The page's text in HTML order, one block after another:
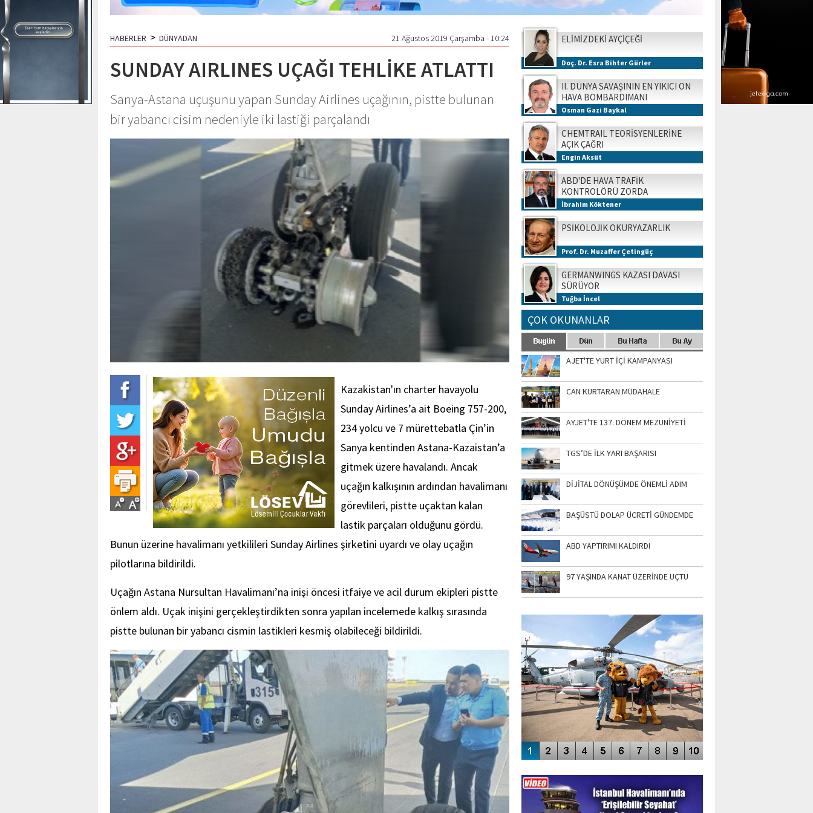
HABERLER > DÜNYADAN 21 Ağustos 2019 Çarşamba - 10:24
SUNDAY AIRLINES UÇAĞI TEHLİKE ATLATTI
Sanya-Astana uçuşunu yapan Sunday Airlines uçağının, pistte bulunan
bir yabancı cisim nedeniyle iki lastiği parçalandı
Kazakistan'ın charter havayolu
Sunday Airlines’a ait Boeing 757-200,
234 yolcu ve 7 mürettebatla Çin’in
Sanya kentinden Astana-Kazaistan’a
gitmek üzere havalandı. Ancak
uçağın kalkışının ardından havalimanı
görevlileri, pistte uçaktan kalan
lastik parçaları olduğunu gördü.
Bunun üzerine havalimanı yetkilileri Sunday Airlines şirketini uyardı ve olay uçağın
pilotlarına bildirildi.
Uçağın Astana Nursultan Havalimanı’na inişi öncesi itfaiye ve acil durum ekipleri pistte
önlem aldı. Uçak inişini gerçekleştirdikten sonra yapılan incelemede kalkış sırasında
pistte bulunan bir yabancı cismin lastikleri kesmiş olabileceği bildirildi.
ELİMİZDEKİ AYÇİÇEĞİ
Doç. Dr. Esra Bihter Gürler
II. DÜNYA SAVAŞININ EN YIKICI ON
HAVA BOMBARDIMANI
Osman Gazi Baykal
CHEMTRAIL TEORİSYENLERİNE
AÇIK ÇAĞRI
Engin Aksüt
ABD'DE HAVA TRAFİK
KONTROLÖRÜ ZORDA
İbrahim Köktener
PSİKOLOJİK OKURYAZARLIK
Prof. Dr. Muzaffer Çetingüç
GERMANWINGS KAZASI DAVASI
SÜRÜYOR
Tuğba İncel
ÇOK OKUNANLAR
AJET'TE YURT İÇİ KAMPANYASI
CAN KURTARAN MÜDAHALE
AYJET'TE 137. DÖNEM MEZUNİYETİ
TGS’DE İLK YARI BAŞARISI
DİJİTAL DÖNÜŞÜMDE ÖNEMLİ ADIM
BAŞÜSTÜ DOLAP ÜCRETİ GÜNDEMDE
ABD YAPTIRIMI KALDIRDI
97 YAŞINDA KANAT ÜZERİNDE UÇTU
SİNGAPUR AIRSHOW-2020
ENGELLERİN AŞILDIĞI HAVALİMANI